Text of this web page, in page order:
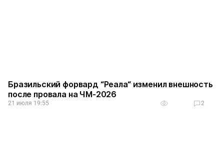
Бразильский форвард “Реала“ изменил внешность
после провала на ЧМ-2026
21 июля 19:55 2